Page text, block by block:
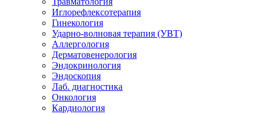
Иглорефлексотерапия
Гинекология
Ударно-волновая терапия (УВТ)
Аллергология
Дерматовенерология
Эндокринология
Эндоскопия
Лаб. диагностика
Онкология
Кардиология